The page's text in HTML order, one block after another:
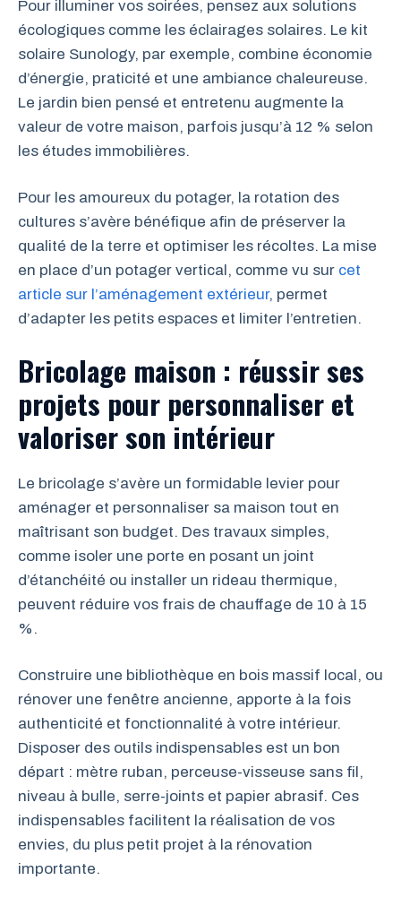
Pour illuminer vos soirées, pensez aux solutions
écologiques comme les éclairages solaires. Le kit
solaire Sunology, par exemple, combine économie
d’énergie, praticité et une ambiance chaleureuse.
Le jardin bien pensé et entretenu augmente la
valeur de votre maison, parfois jusqu’à 12 % selon
les études immobilières.
Pour les amoureux du potager, la rotation des
cultures s’avère bénéfique afin de préserver la
qualité de la terre et optimiser les récoltes. La mise
en place d’un potager vertical, comme vu sur cet
article sur l’aménagement extérieur, permet
d’adapter les petits espaces et limiter l’entretien.
Bricolage maison : réussir ses
projets pour personnaliser et
valoriser son intérieur
Le bricolage s’avère un formidable levier pour
aménager et personnaliser sa maison tout en
maîtrisant son budget. Des travaux simples,
comme isoler une porte en posant un joint
d’étanchéité ou installer un rideau thermique,
peuvent réduire vos frais de chauffage de 10 à 15
%.
Construire une bibliothèque en bois massif local, ou
rénover une fenêtre ancienne, apporte à la fois
authenticité et fonctionnalité à votre intérieur.
Disposer des outils indispensables est un bon
départ : mètre ruban, perceuse-visseuse sans fil,
niveau à bulle, serre-joints et papier abrasif. Ces
indispensables facilitent la réalisation de vos
envies, du plus petit projet à la rénovation
importante.